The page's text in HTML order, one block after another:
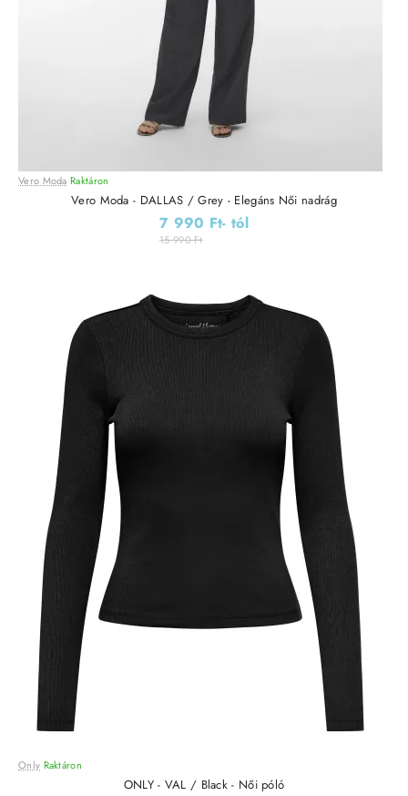
Vero Moda Raktáron
Vero Moda - DALLAS / Grey - Elegáns Női nadrág
7 990 Ft- tól
15 990 Ft
Only Raktáron
ONLY - VAL / Black - Női póló